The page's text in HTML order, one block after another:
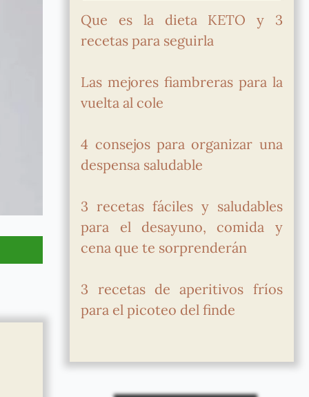
Que es la dieta KETO y 3
recetas para seguirla
Las mejores fiambreras para la
vuelta al cole
4 consejos para organizar una
despensa saludable
3 recetas fáciles y saludables
para el desayuno, comida y
cena que te sorprenderán
3 recetas de aperitivos fríos
para el picoteo del finde